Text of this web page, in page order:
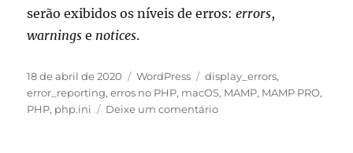
serão exibidos os níveis de erros:errors,
warnings e notices.
Publicado
em
18 de abril de 2020 Categorias
WordPress Tags
display_errors,
error_reporting,erros no PHP, macOS, MAMP, MAMP PRO,
PHP, php.ini Deixe um comentárioem